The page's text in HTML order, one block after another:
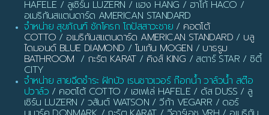
HAFELE / ลูเซิร์น LUZERN / แฮง HANG / ฮาโก้ HACO /
อเมริกันสแตนดาร์ด AMERICAN STANDARD
จำหน่าย สุขภัณฑ์ ชักโครก โถปัสสาวะชาย / คอตโต้
COTTO / อเมริกันสแตนดาร์ด AMERICAN STANDARD / บลู
ไดมอนด์ BLUE DIAMOND / โมเก้น MOGEN / บาธรูม
BATHROOM / กะรัต KARAT/ คิงส์ KING / สตาร์ STAR / ซิตี้
CITY
จำหน่าย สายฉีดชำระ ฝักบัว เรนชาวเวอร์ ก๊อกน้ำ วาล์วน้ำ สต๊อ
ปวาล์ว / คอตโต้ COTTO / เฮเฟเล่ HAFELE / ดัส DUSS / ลู
เซิร์น LUZERN / วสันต์ WATSON / วีก้า VEGARR / ดอร์